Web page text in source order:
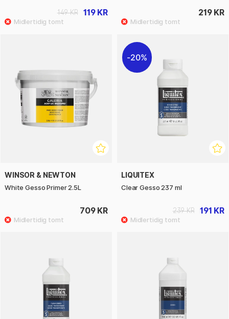
119 KR
149 KR 219 KR
WINSOR & NEWTON
White Gesso Primer 2.5L
709 KR
20%
LIQUITEX
Clear Gesso 237 ml
191 KR
239 KR